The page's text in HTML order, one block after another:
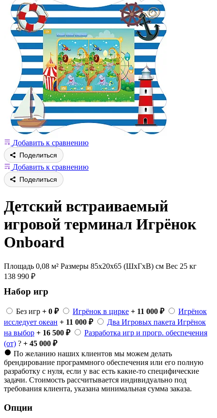
Добавить к сравнению
Поделиться
Добавить к сравнению
Поделиться
Детский встраиваемый
игровой терминал Игрёнок
Onboard
Площадь 0,08 м² Размеры 85х20x65 (ШхГхВ) см Вес 25 кг
138 990 ₽
Набор игр
Без игр + 0 ₽ Игрёнок в цирке + 11 000 ₽
Игрёнок
исследует океан + 11 000 ₽
Два Игровых пакета Игрёнок
на выбор + 16 500 ₽
Разработка игр и прогр. обеспечения
(от) ? + 45 000 ₽
По желанию наших клиентов мы можем делать
брендирование программного обеспечения или его полную
разработку с нуля, если у вас есть какие-то специфические
задачи. Стоимость рассчитывается индивидуально под
требования клиента, указана минимальная сумма заказа.
Опции